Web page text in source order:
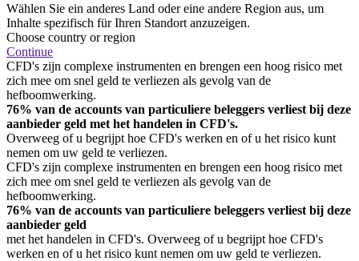
Wählen Sie ein anderes Land oder eine andere Region aus, um
Inhalte spezifisch für Ihren Standort anzuzeigen.
Choose country or region
Continue
CFD's zijn complexe instrumenten en brengen een hoog risico met
zich mee om snel geld te verliezen als gevolg van de
hefboomwerking.
76% van de accounts van particuliere beleggers verliest bij deze
aanbieder geld met het handelen in CFD's.
Overweeg of u begrijpt hoe CFD's werken en of u het risico kunt
nemen om uw geld te verliezen.
CFD's zijn complexe instrumenten en brengen een hoog risico met
zich mee om snel geld te verliezen als gevolg van de
hefboomwerking.
76% van de accounts van particuliere beleggers verliest bij deze
aanbieder geld
met het handelen in CFD's. Overweeg of u begrijpt hoe CFD's
werken en of u het risico kunt nemen om uw geld te verliezen.